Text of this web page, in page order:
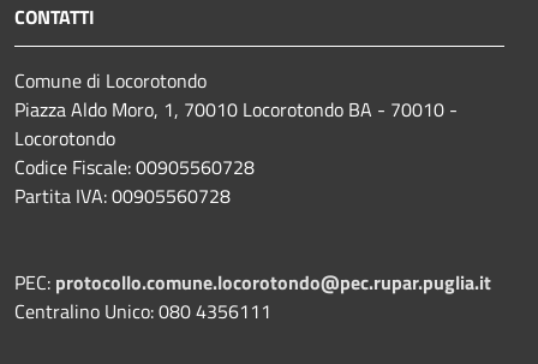
CONTATTI
Comune di Locorotondo
Piazza Aldo Moro, 1, 70010 Locorotondo BA - 70010 -
Locorotondo
Codice Fiscale: 00905560728
Partita IVA: 00905560728
PEC: protocollo.comune.locorotondo@pec.rupar.puglia.it
Centralino Unico: 080 4356111